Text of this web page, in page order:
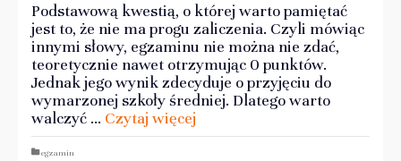
Podstawową kwestią, o której warto pamiętać
jest to, że nie ma progu zaliczenia. Czyli mówiąc
innymi słowy, egzaminu nie można nie zdać,
teoretycznie nawet otrzymując 0 punktów.
Jednak jego wynik zdecyduje o przyjęciu do
wymarzonej szkoły średniej. Dlatego warto
walczyć … Czytaj więcej
egzamin